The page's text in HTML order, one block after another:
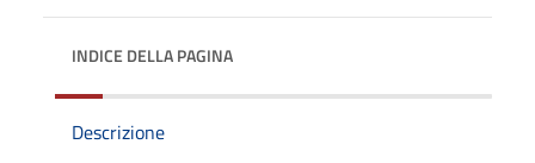
INDICE DELLA PAGINA
Descrizione